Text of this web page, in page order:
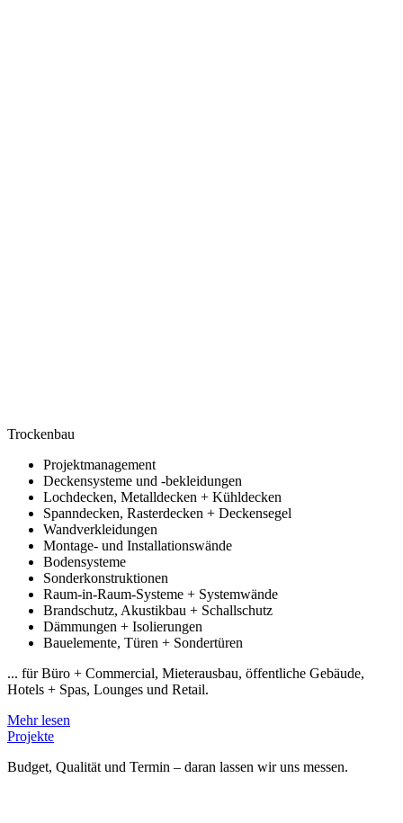
Trockenbau
Projektmanagement
Deckensysteme und -bekleidungen
Lochdecken, Metalldecken + Kühldecken
Spanndecken, Rasterdecken + Deckensegel
Wandverkleidungen
Montage- und Installationswände
Bodensysteme
Sonderkonstruktionen
Raum-in-Raum-Systeme + Systemwände
Brandschutz, Akustikbau + Schallschutz
Dämmungen + Isolierungen
Bauelemente, Türen + Sondertüren
... für Büro + Commercial, Mieterausbau, öffentliche Gebäude,
Hotels + Spas, Lounges und Retail.
Mehr lesen
Projekte
Budget, Qualität und Termin – daran lassen wir uns messen.